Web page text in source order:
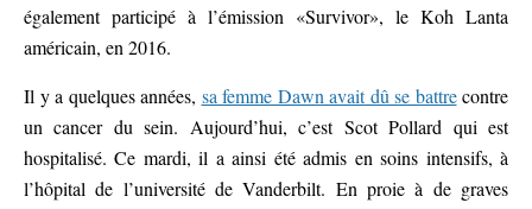
également participé à l’émission «Survivor», le Koh Lanta
américain, en 2016.
Il y a quelques années, sa femme Dawn avait dû se battrecontre
un cancer du sein. Aujourd’hui, c’est Scot Pollard qui est
hospitalisé. Ce mardi, il a ainsi été admis en soins intensifs, à
l’hôpital de l’université de Vanderbilt. En proie à de graves